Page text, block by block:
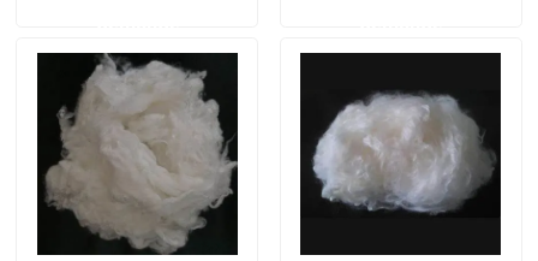
A propos de nous
Visite d'usine